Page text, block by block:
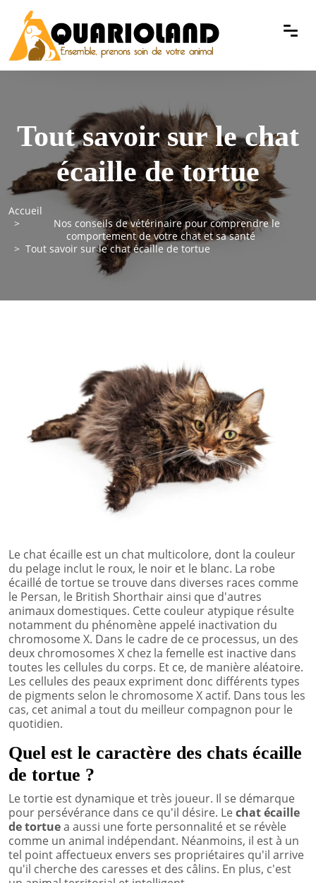
Tout savoir sur le chat
écaille de tortue
Accueil
Nos conseils de vétérinaire pour comprendre le
comportement de votre chat et sa santé
Tout savoir sur le chat écaille de tortue
Le chat écaille est un chat multicolore, dont la couleur
du pelage inclut le roux, le noir et le blanc. La robe
écaillé de tortue se trouve dans diverses races comme
le Persan, le British Shorthair ainsi que d'autres
animaux domestiques. Cette couleur atypique résulte
notamment du phénomène appelé inactivation du
chromosome X. Dans le cadre de ce processus, un des
deux chromosomes X chez la femelle est inactive dans
toutes les cellules du corps. Et ce, de manière aléatoire.
Les cellules des peaux expriment donc différents types
de pigments selon le chromosome X actif. Dans tous les
cas, cet animal a tout du meilleur compagnon pour le
quotidien.
Quel est le caractère des chats écaille
de tortue ?
Le tortie est dynamique et très joueur. Il se démarque
pour persévérance dans ce qu'il désire. Lechat écaille
de tortuea aussi une forte personnalité et se révèle
comme un animal indépendant. Néanmoins, il est à un
tel point affectueux envers ses propriétaires qu'il arrive
qu'il cherche des caresses et des câlins. En plus, c'est